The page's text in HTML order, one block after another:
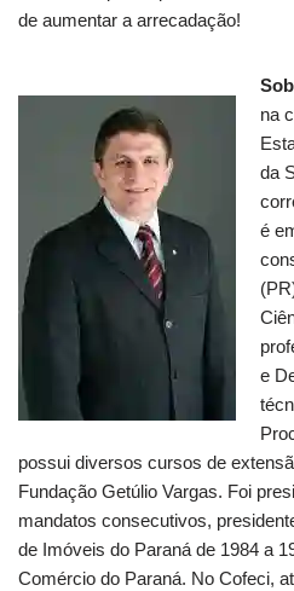
de aumentar a arrecadação!
na
da
é
e
possui diversos cursos de
Fundação Getúlio Vargas. Foi
mandatos consecutivos,
de Imóveis do Paraná de 1984 a
Comércio do Paraná. No Cofeci,